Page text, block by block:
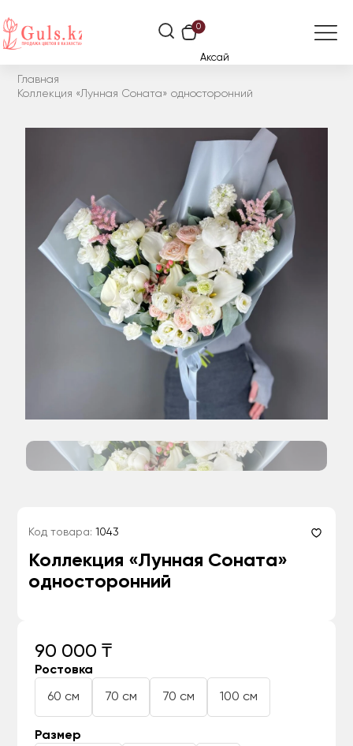
0
Аксай
Главная
Коллекция «Лунная Соната» односторонний
Код товара: 1043
Коллекция «Лунная Соната»
односторонний
90 000 ₸
Ростовка
60 см 70 см 70 см 100 см
Размер